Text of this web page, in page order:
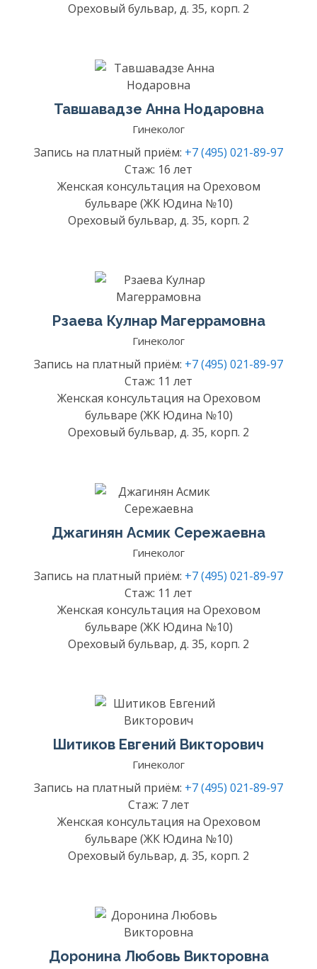
Ореховый бульвар, д. 35, корп. 2
Тавшавадзе Анна Нодаровна
Гинеколог
Запись на платный приём: +7 (495) 021-89-97
Стаж: 16 лет
Женская консультация на Ореховом
бульваре (ЖК Юдина №10)
Ореховый бульвар, д. 35, корп. 2
Рзаева Кулнар Магеррамовна
Гинеколог
Запись на платный приём: +7 (495) 021-89-97
Стаж: 11 лет
Женская консультация на Ореховом
бульваре (ЖК Юдина №10)
Ореховый бульвар, д. 35, корп. 2
Джагинян Асмик Сережаевна
Гинеколог
Запись на платный приём: +7 (495) 021-89-97
Стаж: 11 лет
Женская консультация на Ореховом
бульваре (ЖК Юдина №10)
Ореховый бульвар, д. 35, корп. 2
Шитиков Евгений Викторович
Гинеколог
Запись на платный приём: +7 (495) 021-89-97
Стаж: 7 лет
Женская консультация на Ореховом
бульваре (ЖК Юдина №10)
Ореховый бульвар, д. 35, корп. 2
Доронина Любовь Викторовна